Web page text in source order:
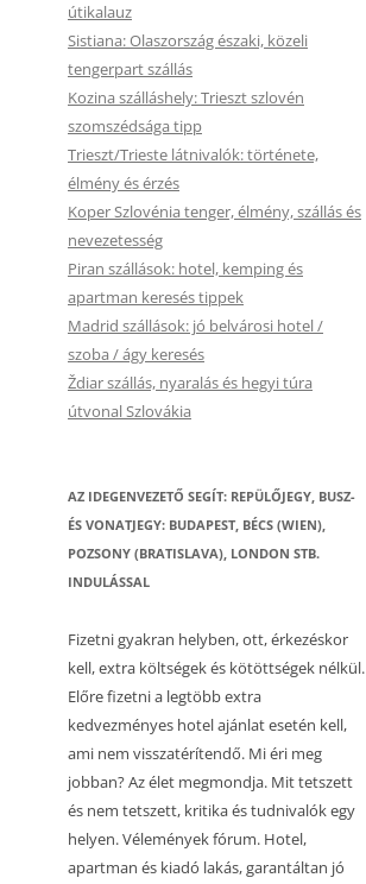
útikalauz
Sistiana: Olaszország északi, közeli
tengerpart szállás
Kozina szálláshely: Trieszt szlovén
szomszédsága tipp
Trieszt/Trieste látnivalók: története,
élmény és érzés
Koper Szlovénia tenger, élmény, szállás és
nevezetesség
Piran szállások: hotel, kemping és
apartman keresés tippek
Madrid szállások: jó belvárosi hotel /
szoba / ágy keresés
Ždiar szállás, nyaralás és hegyi túra
útvonal Szlovákia
AZ IDEGENVEZETŐ SEGÍT: REPÜLŐJEGY, BUSZ-
ÉS VONATJEGY: BUDAPEST, BÉCS (WIEN),
POZSONY (BRATISLAVA), LONDON STB.
INDULÁSSAL
Fizetni gyakran helyben, ott, érkezéskor
kell, extra költségek és kötöttségek nélkül.
Előre fizetni a legtöbb extra
kedvezményes hotel ajánlat esetén kell,
ami nem visszatérítendő. Mi éri meg
jobban? Az élet megmondja. Mit tetszett
és nem tetszett, kritika és tudnivalók egy
helyen. Vélemények fórum. Hotel,
apartman és kiadó lakás, garantáltan jó